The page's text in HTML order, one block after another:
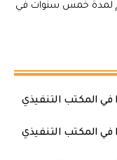
لمدة خمس سنوات في
المكتب التنفيذي
المكتب التنفيذي